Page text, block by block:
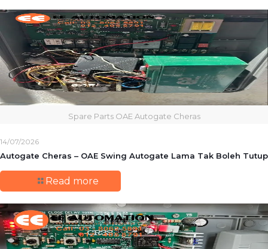
Spare Parts OAE Autogate Cheras
14/07/2026
Autogate Cheras – OAE Swing Autogate Lama Tak Boleh Tutup
Read more